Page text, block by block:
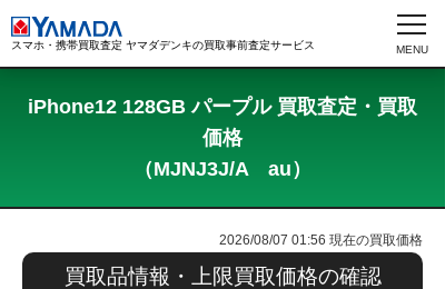
スマホ・携帯買取査定 ヤマダデンキの買取事前査定サービス
iPhone12 128GB パープル 買取査定・買取
価格
（MJNJ3J/A au）
2026/08/07 01:56 現在の買取価格
買取品情報・上限買取価格の確認